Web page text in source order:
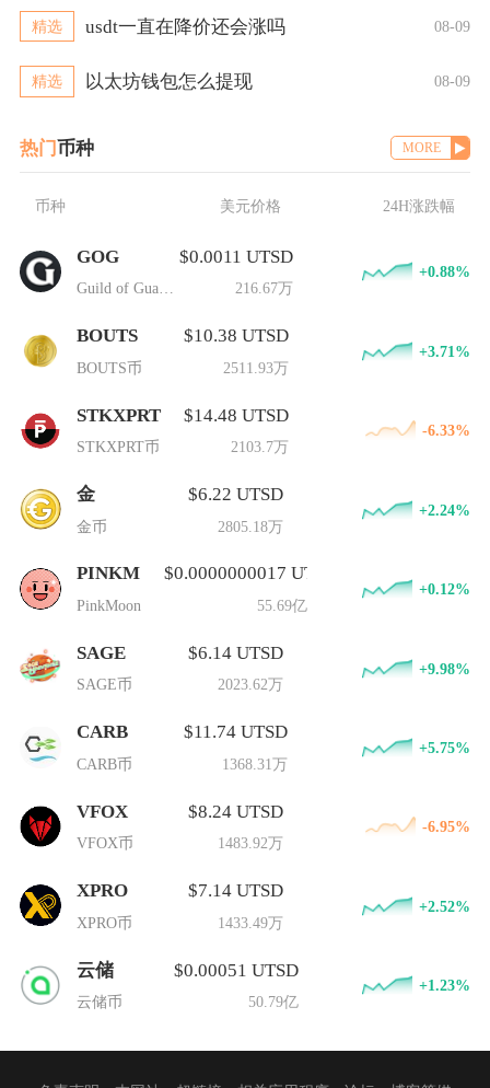
精选 usdt一直在降价还会涨吗 08-09
精选 以太坊钱包怎么提现 08-09
热门币种 MORE
币种 美元价格 24H涨跌幅
GOG $0.0011 UTSD
216.67万
+0.88%
BOUTS
BOUTS币
$10.38 UTSD
2511.93万
+3.71%
STKXPRT
STKXPRT币
$14.48 UTSD
2103.7万
-6.33%
金
金币
$6.22 UTSD
2805.18万
+2.24%
PINKM
PinkMoon
$0.0000000017 UTSD
55.69亿
+0.12%
SAGE
SAGE币
$6.14 UTSD
2023.62万
+9.98%
CARB
CARB币
$11.74 UTSD
1368.31万
+5.75%
VFOX
VFOX币
$8.24 UTSD
1483.92万
-6.95%
XPRO
XPRO币
$7.14 UTSD
1433.49万
+2.52%
云储
云储币
$0.00051 UTSD
50.79亿
+1.23%